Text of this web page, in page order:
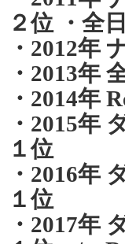
２位 ・全
・2012年
・2013年
・2014年
・2015年
１位
・2016年
１位
・2017年